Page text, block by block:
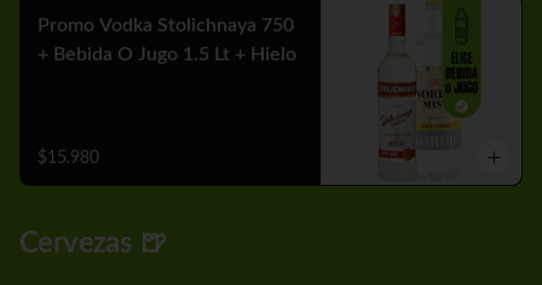
Promo Vodka Stolichnaya 750
+ Bebida O Jugo 1.5 Lt + Hielo
$15.980
Cervezas 🍺